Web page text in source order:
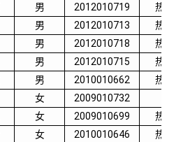
男 2012010719
热能工
男 2012010713
热能工
男 2012010718
热能工
男 2012010715
热能工
男 2010010662
热能工
女 2009010732
女 2009010699
热能工
女 2010010646 热能工